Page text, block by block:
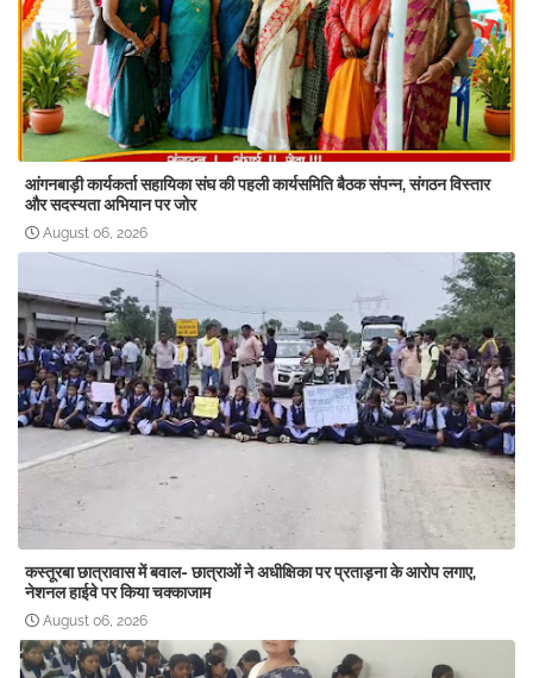
आंगनबाड़ी कार्यकर्ता सहायिका संघ की पहली कार्यसमिति बैठक संपन्न, संगठन विस्तार
और सदस्यता अभियान पर जोर
August 06, 2026
कस्तूरबा छात्रावास में बवाल- छात्राओं ने अधीक्षिका पर प्रताड़ना के आरोप लगाए,
नेशनल हाईवे पर किया चक्काजाम
August 06, 2026